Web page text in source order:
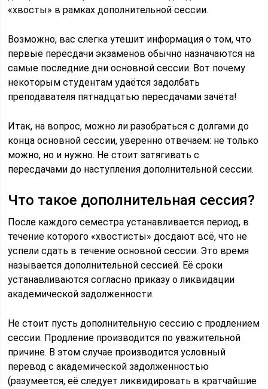
«хвосты» в рамках дополнительной сессии.
Возможно, вас слегка утешит информация о том, что
первые пересдачи экзаменов обычно назначаются на
самые последние дни основной сессии. Вот почему
некоторым студентам удаётся задолбать
преподавателя пятнадцатью пересдачами зачёта!
Итак, на вопрос, можно ли разобраться с долгами до
конца основной сессии, уверенно отвечаем: не только
можно, но и нужно. Не стоит затягивать с
пересдачами до наступления дополнительной сессии.
Что такое дополнительная сессия?
После каждого семестра устанавливается период, в
течение которого «хвостисты» досдают всё, что не
успели сдать в течение основной сессии. Это время
называется дополнительной сессией. Её сроки
устанавливаются согласно приказу о ликвидации
академической задолженности.
Не стоит пусть дополнительную сессию с продлением
сессии. Продление производится по уважительной
причине. В этом случае производится условный
перевод с академической задолженностью
(разумеется, её следует ликвидировать в кратчайшие